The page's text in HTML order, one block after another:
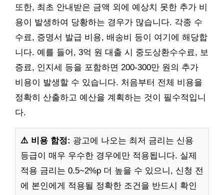
또한, 최초 안내받은 금액 외에 예상치 못한 추가 비
용이 발생하여 당황하는 경우가 많습니다. 각종 수
수료, 증명서 발급 비용, 배송비 등이 여기에 해당합
니다. 예를 들어, 3억 원 대출 시 중도상환수수료, 보
증료, 인지세 등을 포함하면 200-300만 원의 추가
비용이 발생할 수 있습니다. 처음부터 전체 비용을
정확히 산출하고 예산을 계획하는 것이 필수적입니
다.
⚠️ 비용 함정: 광고에 나오는 최저 금리는 신용
등급이 매우 우수한 경우에만 적용됩니다. 실제
적용 금리는 0.5~2%p 더 높을 수 있으니, 신청 전
에 본인에게 적용될 정확한 조건을 반드시 확인